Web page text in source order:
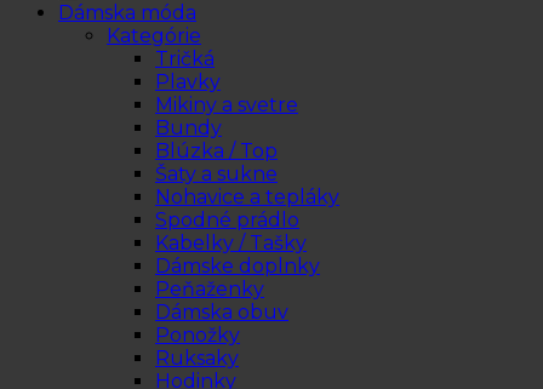
Dámska móda
Kategórie
Tričká
Plavky
Mikiny a svetre
Bundy
Blúzka / Top
Šaty a sukne
Nohavice a tepláky
Spodné prádlo
Kabelky / Tašky
Dámske doplnky
Peňaženky
Dámska obuv
Ponožky
Ruksaky
Hodinky